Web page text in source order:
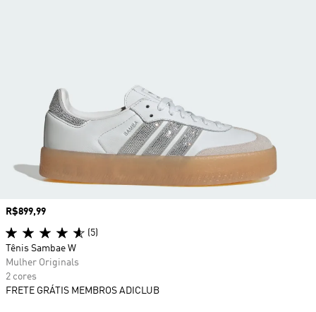
Preço
R$899,99
(5)
Tênis Sambae W
Mulher Originals
2 cores
FRETE GRÁTIS MEMBROS ADICLUB